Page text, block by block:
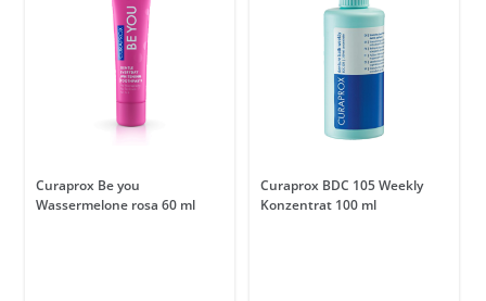
Curaprox Be you
Wassermelone rosa 60 ml
Curaprox BDC 105 Weekly
Konzentrat 100 ml